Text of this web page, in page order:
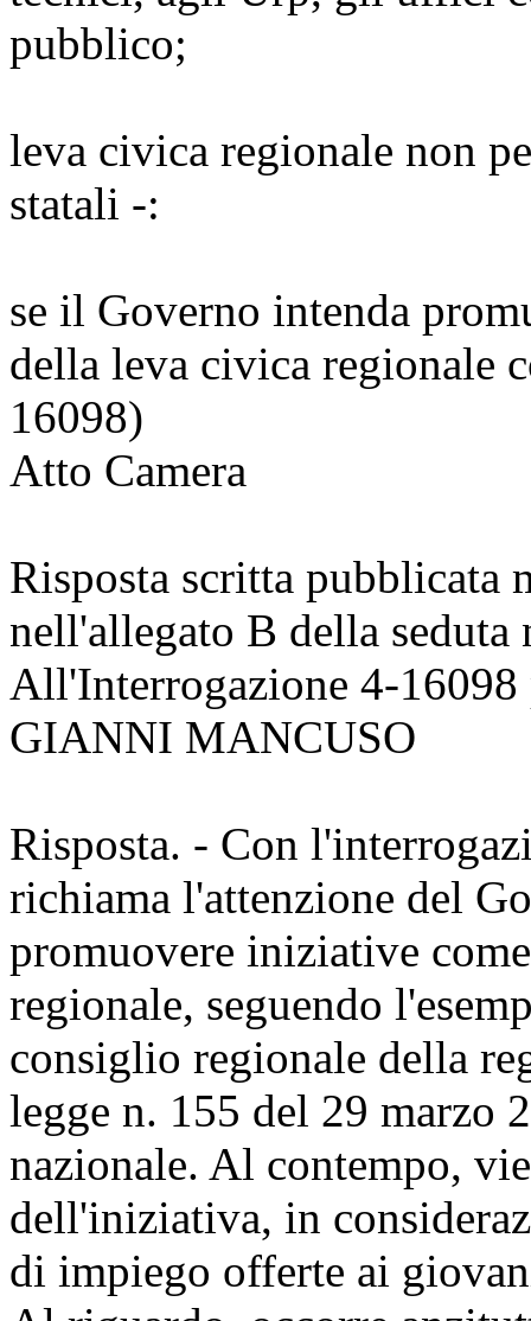
pubblico;
leva civica regionale non
statali -:
se il Governo intenda
della leva civica regionale
16098)
Atto Camera
Risposta scritta pubblicata
nell'allegato B della seduta
All'Interrogazione 4-16098
GIANNI MANCUSO
Risposta. - Con
richiama l'attenzione del
promuovere iniziative
regionale, seguendo
consiglio regionale della
legge n. 155 del 29 marzo
nazionale. Al contempo,
dell'iniziativa, in
di impiego offerte ai